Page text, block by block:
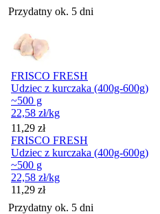
Przydatny ok. 5 dni
FRISCO FRESH
Udziec z kurczaka (400g-600g)
~500 g
22,58 zł/kg
Cena
11,29 zł
FRISCO FRESH
Udziec z kurczaka (400g-600g)
~500 g
22,58 zł/kg
Cena
11,29 zł
Przydatny ok. 5 dni